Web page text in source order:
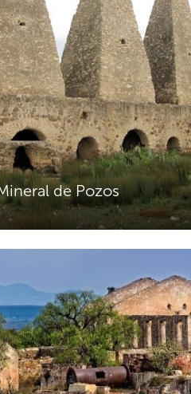
de Pozos